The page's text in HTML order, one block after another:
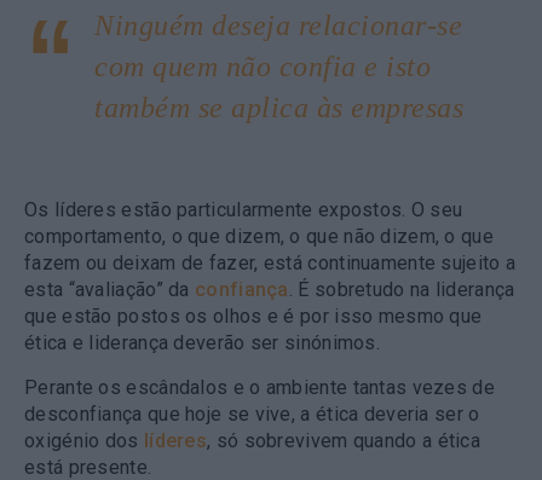
Ninguém deseja relacionar-se
com quem não confia e isto
também se aplica às empresas
Os líderes estão particularmente expostos. O seu
comportamento, o que dizem, o que não dizem, o que
fazem ou deixam de fazer, está continuamente sujeito a
esta “avaliação” da confiança . É sobretudo na liderança
que estão postos os olhos e é por isso mesmo que
ética e liderança deverão ser sinónimos.
Perante os escândalos e o ambiente tantas vezes de
desconfiança que hoje se vive, a ética deveria ser o
oxigénio dos líderes, só sobrevivem quando a ética
está presente.